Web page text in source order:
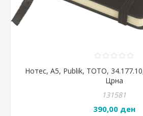
Нотес, А5, Publik, TOTO,
Црна
131581
390,00 ден